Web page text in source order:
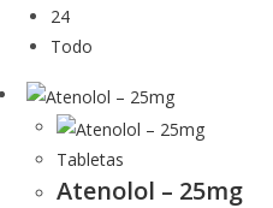
24
Todo
Tabletas
Atenolol – 25mg